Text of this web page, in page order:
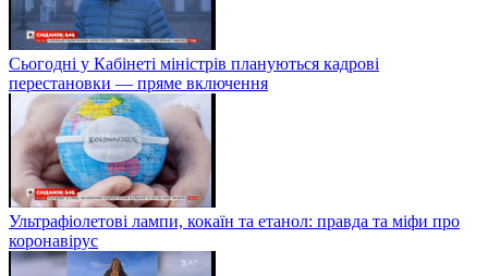
Сьогодні у Кабінеті міністрів плануються кадрові
перестановки — пряме включення
Ультрафіолетові лампи, кокаїн та етанол: правда та міфи про
коронавірус